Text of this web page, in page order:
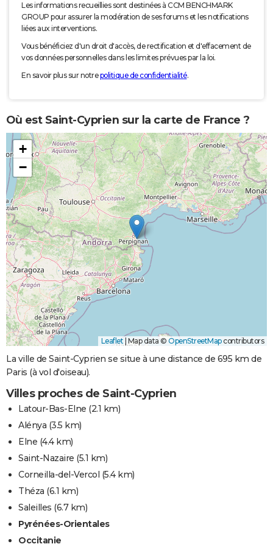
Les informations recueillies sont destinées à CCM BENCHMARK
GROUP pour assurer la modération de ses forums et les notifications
liées aux interventions.
Vous bénéficiez d'un droit d'accès, de rectification et d'effacement de
vos données personnelles dans les limites prévues par la loi.
En savoir plus sur notrepolitique de confidentialité.
Où est Saint-Cyprien sur la carte de France ?
+
−
Leaflet | Map data © OpenStreetMapcontributors
La ville de Saint-Cyprien se situe à une distance de 695 km de
Paris (à vol d'oiseau).
Villes proches de Saint-Cyprien
Latour-Bas-Elne (2.1 km)
Alénya (3.5 km)
Elne (4.4 km)
Saint-Nazaire (5.1 km)
Corneilla-del-Vercol (5.4 km)
Théza (6.1 km)
Saleilles (6.7 km)
Pyrénées-Orientales
Occitanie